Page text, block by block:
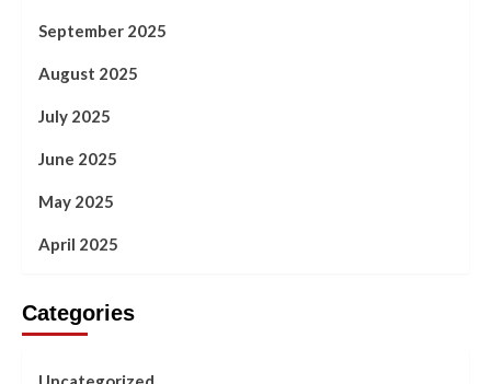
September 2025
August 2025
July 2025
June 2025
May 2025
April 2025
Categories